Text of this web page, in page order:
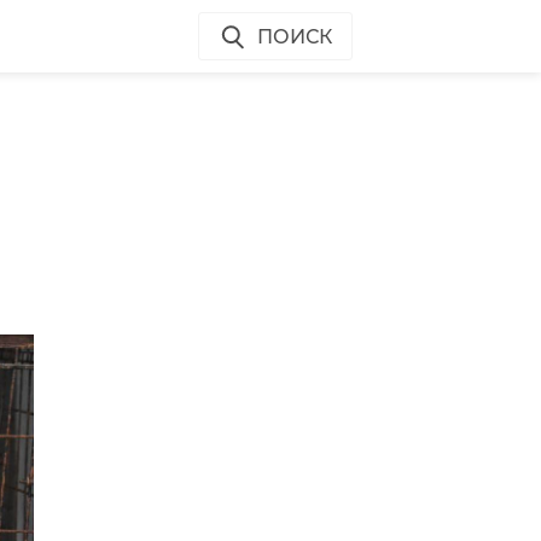
ПОИСК